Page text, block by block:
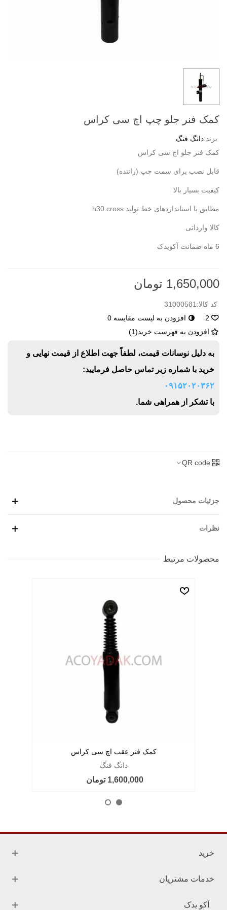
کمک فنر جلو چپ اچ سی کراس
برند:دانگ فنگ
کمک فنر جلو اچ سی کراس
قابل نصب برای سمت چپ (راننده)
کیفیت بسیار بالا
مطابق با استانداردهای خط تولید h30 cross
کالا وارداتی
6 ماه ضمانت آکویدک
1,650,000 تومان
کد کالا: 31000581
2
افزودن به لیست مقایسه 0
افزودن به فهرست خرید(
1
)
به دلیل نوسانات قیمت، لطفاً جهت اطلاع از قیمت نهایی و
خرید با شماره زیر تماس حاصل فرمایید:
۰۹۱۵۲۰۲۰۳۶۲
با تشکر از همراهی شما.
QR code
جزئیات محصول
نظرات
محصولات مرتبط
کمک فنر عقب اچ سی کراس
دانگ فنگ
1,600,000 تومان
خرید
خدمات مشتریان
آکو یدک